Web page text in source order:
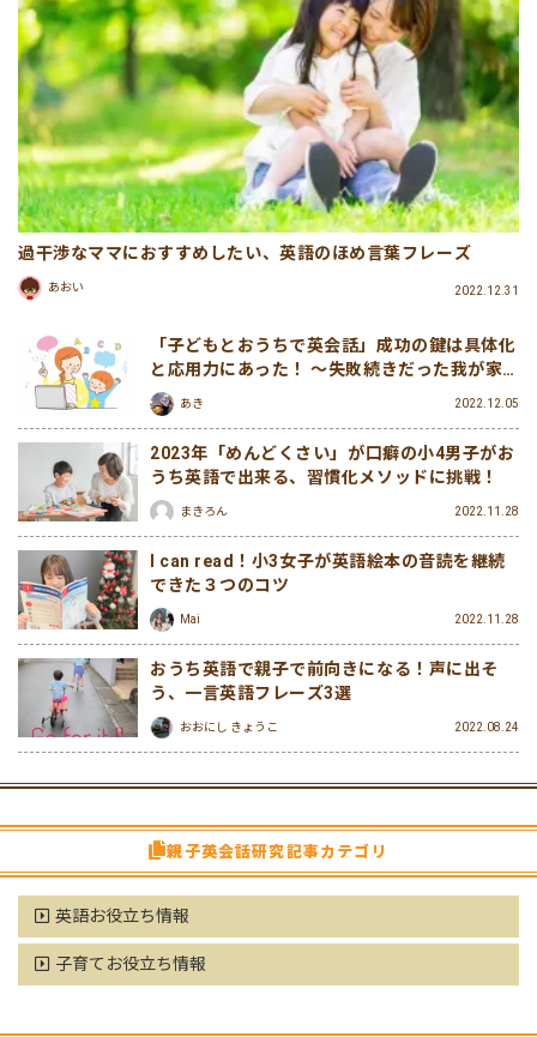
過干渉なママにおすすめしたい、英語のほめ言葉フレーズ
あおい 2022.12.31
「子どもとおうちで英会話」成功の鍵は具体化
と応用力にあった！ 〜失敗続きだった我が家
のおうち英会話継続への道〜
あき 2022.12.05
2023年「めんどくさい」が口癖の小4男子がお
うち英語で出来る、習慣化メソッドに挑戦！
まきろん 2022.11.28
I can read！小3女子が英語絵本の音読を継続
できた３つのコツ
Mai 2022.11.28
おうち英語で親子で前向きになる！声に出そ
う、一言英語フレーズ3選
おおにし きょうこ 2022.08.24
親子英会話研究記事カテゴリ
英語お役立ち情報
子育てお役立ち情報